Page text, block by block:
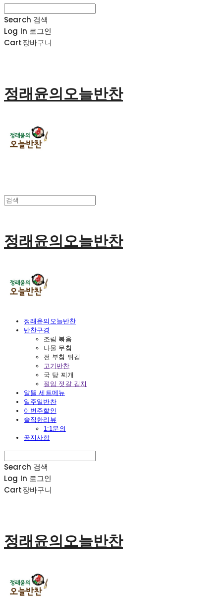
Search 검색
Log In 로그인
Cart장바구니
정래윤의오늘반찬
정래윤의오늘반찬
정래윤의오늘반찬
반찬구경
조림 볶음
나물 무침
전 부침 튀김
고기반찬
국 탕 찌개
절임 젓갈 김치
알뜰 세트메뉴
일주일반찬
이번주할인
솔직한리뷰
1:1문의
공지사항
Search 검색
Log In 로그인
Cart장바구니
정래윤의오늘반찬